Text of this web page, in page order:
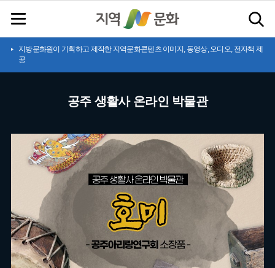
지방문화원이 기획하고 제작한 지역문화콘텐츠 이미지, 동영상, 오디오, 전자책 제
공
공주 생활사 온라인 박물관